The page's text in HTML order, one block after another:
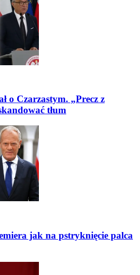
o Czarzastym. „Precz z
tłum
jak na pstryknięcie palca